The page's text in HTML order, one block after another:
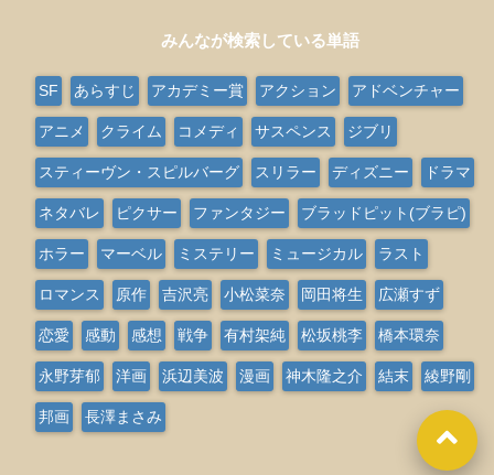
みんなが検索している単語
SF あらすじ アカデミー賞 アクション アドベンチャー
アニメ クライム コメディ サスペンス ジブリ
スティーヴン・スピルバーグ スリラー ディズニー ドラマ
ネタバレ ピクサー ファンタジー ブラッドピット(ブラピ)
ホラー マーベル ミステリー ミュージカル ラスト
ロマンス 原作 吉沢亮 小松菜奈 岡田将生 広瀬すず
恋愛 感動 感想 戦争 有村架純 松坂桃李 橋本環奈
永野芽郁 洋画 浜辺美波 漫画 神木隆之介 結末 綾野剛
邦画 長澤まさみ